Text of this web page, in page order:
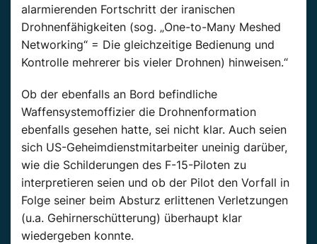
alarmierenden Fortschritt der iranischen
Drohnenfähigkeiten (sog. „One-to-Many Meshed
Networking“ = Die gleichzeitige Bedienung und
Kontrolle mehrerer bis vieler Drohnen) hinweisen.“
Ob der ebenfalls an Bord befindliche
Waffensystemoffizier die Drohnenformation
ebenfalls gesehen hatte, sei nicht klar. Auch seien
sich US-Geheimdienstmitarbeiter uneinig darüber,
wie die Schilderungen des F-15-Piloten zu
interpretieren seien und ob der Pilot den Vorfall in
Folge seiner beim Absturz erlittenen Verletzungen
(u.a. Gehirnerschütterung) überhaupt klar
wiedergeben konnte.